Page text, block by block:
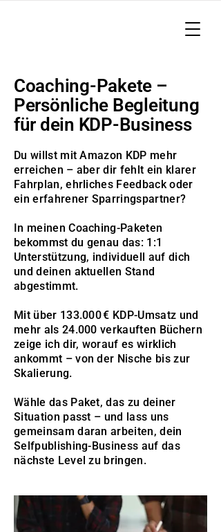
Coaching-Pakete –
Persönliche Begleitung
für dein KDP-Business
Du willst mit Amazon KDP mehr
erreichen – aber dir fehlt ein klarer
Fahrplan, ehrliches Feedback oder
ein erfahrener Sparringspartner?
In meinen Coaching-Paketen
bekommst du genau das: 1:1
Unterstützung, individuell auf dich
und deinen aktuellen Stand
abgestimmt.
Mit über 133.000 € KDP-Umsatz und
mehr als 24.000 verkauften Büchern
zeige ich dir, worauf es wirklich
ankommt – von der Nische bis zur
Skalierung.
Wähle das Paket, das zu deiner
Situation passt – und lass uns
gemeinsam daran arbeiten, dein
Selfpublishing-Business auf das
nächste Level zu bringen.